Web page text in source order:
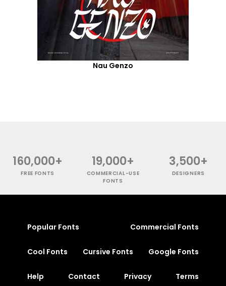
Nau Genzo
160,000+
FREE FONTS
19,000+
COMMERCIAL-USE
FONTS
3,500+
DESIGNERS
Popular Fonts Commercial Fonts
Cool Fonts Cursive Fonts Google Fonts
Help Contact Privacy Terms